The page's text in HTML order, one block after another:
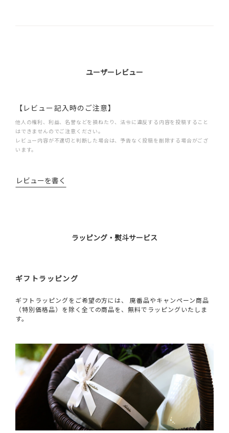
ユーザーレビュー
【レビュー記入時のご注意】
他人の権利、利益、名誉などを損ねたり、法令に違反する内容を投稿すること
はできませんのでご注意ください。
レビュー内容が不適切と判断した場合は、予告なく投稿を削除する場合がござ
います。
レビューを書く
ラッピング・熨斗サービス
ギフトラッピング
ギフトラッピングをご希望の方には、 廃番品やキャンペーン商品
（特別価格品）を除く全ての商品を、無料でラッピングいたしま
す。